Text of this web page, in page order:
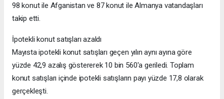
98 konut ile Afganistan ve 87 konut ile Almanya vatandaşları
takip etti.
İpotekli konut satışları azaldı
Mayısta ipotekli konut satışları geçen yılın aynı ayına göre
yüzde 42,9 azalış göstererek 10 bin 560'a geriledi. Toplam
konut satışları içinde ipotekli satışların payı yüzde 17,8 olarak
gerçekleşti.